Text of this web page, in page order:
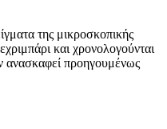
της μικροσκοπικής
και χρονολογούνται
ανασκαφεί προηγουμένως